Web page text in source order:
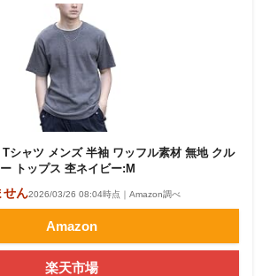
シャツ メンズ 半袖 ワッフル素材 無地 クル
トップス 杢ネイビー:M
せん2026/03/26 08:04時点｜Amazon調べ
Amazon
楽天市場